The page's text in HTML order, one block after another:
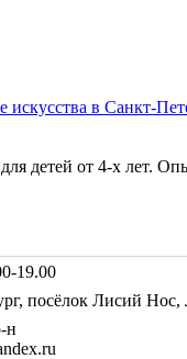
искусства в Санкт-
детей от 4-х лет.
19.00
посёлок Лисий Нос,
н